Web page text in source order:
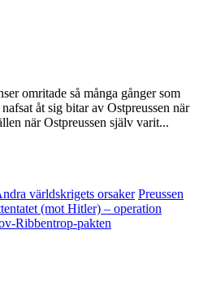
omritade så många gånger som
åt sig bitar av Ostpreussen när
när Ostpreussen själv varit...
världskrigets orsaker Preussen
(mot Hitler) – operation
Ribbentrop-pakten